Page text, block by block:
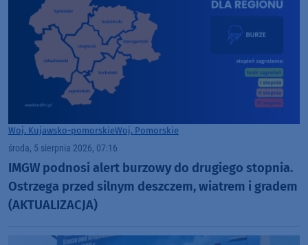
Woj. Kujawsko-pomorskieWoj. Pomorskie
środa, 5 sierpnia 2026, 07:16
IMGW podnosi alert burzowy do drugiego stopnia.
Ostrzega przed silnym deszczem, wiatrem i gradem
(AKTUALIZACJA)